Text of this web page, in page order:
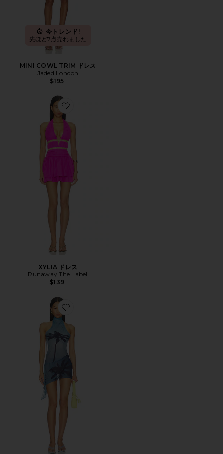
今トレンド!
先ほど7点売れました
MINI COWL TRIM ドレス
Jaded London
$195
XYLIA ドレス
Runaway The Label
$139
Favorite パームツイストバックミニドレス